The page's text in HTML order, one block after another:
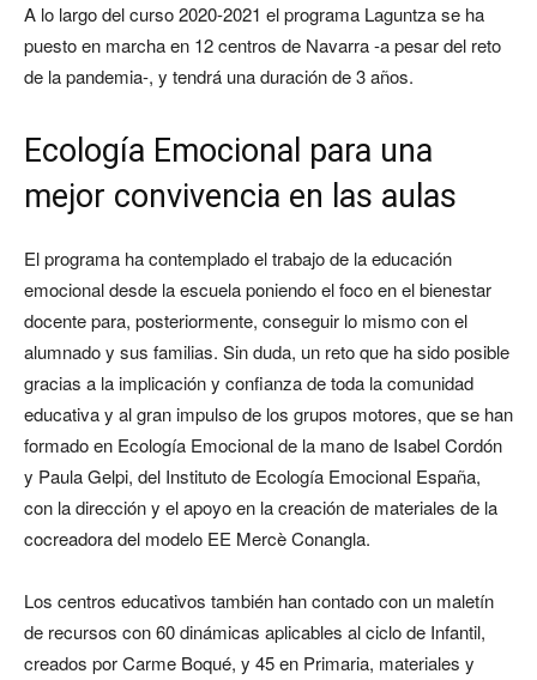
A lo largo del curso 2020-2021 el programa Laguntza se ha
puesto en marcha en 12 centros de Navarra -a pesar del reto
de la pandemia-, y tendrá una duración de 3 años.
Ecología Emocional para una
mejor convivencia en las aulas
El programa ha contemplado el trabajo de la educación
emocional desde la escuela poniendo el foco en el bienestar
docente para, posteriormente, conseguir lo mismo con el
alumnado y sus familias. Sin duda, un reto que ha sido posible
gracias a la implicación y confianza de toda la comunidad
educativa y al gran impulso de los grupos motores, que se han
formado en Ecología Emocional de la mano de Isabel Cordón
y Paula Gelpi, del Instituto de Ecología Emocional España,
con la dirección y el apoyo en la creación de materiales de la
cocreadora del modelo EE Mercè Conangla.
Los centros educativos también han contado con un maletín
de recursos con 60 dinámicas aplicables al ciclo de Infantil,
creados por Carme Boqué, y 45 en Primaria, materiales y